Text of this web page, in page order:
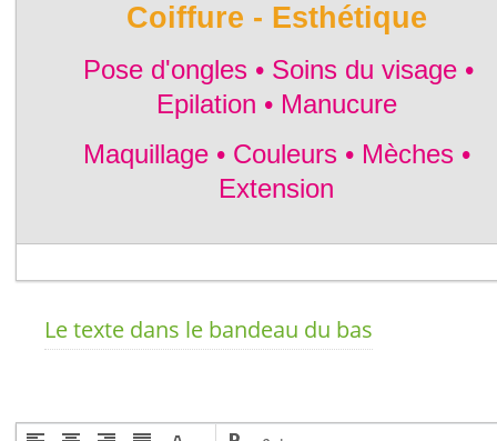
Le texte dans le bandeau du bas